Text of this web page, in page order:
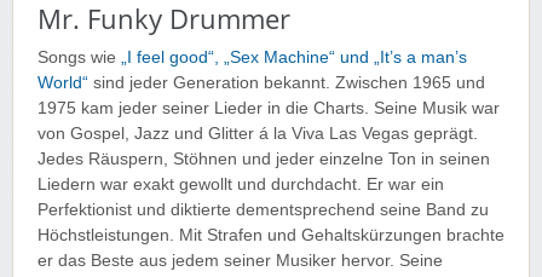
Mr. Funky Drummer
Songs wie „I feel good“, „Sex Machine“ und „It’s a man’s
World“ sind jeder Generation bekannt. Zwischen 1965 und
1975 kam jeder seiner Lieder in die Charts. Seine Musik war
von Gospel, Jazz und Glitter á la Viva Las Vegas geprägt.
Jedes Räuspern, Stöhnen und jeder einzelne Ton in seinen
Liedern war exakt gewollt und durchdacht. Er war ein
Perfektionist und diktierte dementsprechend seine Band zu
Höchstleistungen. Mit Strafen und Gehaltskürzungen brachte
er das Beste aus jedem seiner Musiker hervor. Seine